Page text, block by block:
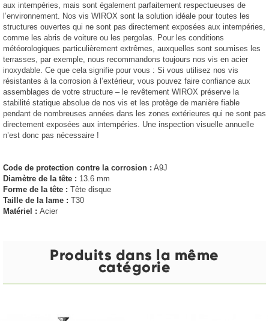
aux intempéries, mais sont également parfaitement respectueuses de
l’environnement. Nos vis WIROX sont la solution idéale pour toutes les
structures ouvertes qui ne sont pas directement exposées aux intempéries,
comme les abris de voiture ou les pergolas. Pour les conditions
météorologiques particulièrement extrêmes, auxquelles sont soumises les
terrasses, par exemple, nous recommandons toujours nos vis en acier
inoxydable. Ce que cela signifie pour vous : Si vous utilisez nos vis
résistantes à la corrosion à l’extérieur, vous pouvez faire confiance aux
assemblages de votre structure – le revêtement WIROX préserve la
stabilité statique absolue de nos vis et les protège de manière fiable
pendant de nombreuses années dans les zones extérieures qui ne sont pas
directement exposées aux intempéries. Une inspection visuelle annuelle
n’est donc pas nécessaire !
Code de protection contre la corrosion : A9J
Diamètre de la tête : 13.6 mm
Forme de la tête : Tête disque
Taille de la lame : T30
Matériel : Acier
Produits dans la même
catégorie